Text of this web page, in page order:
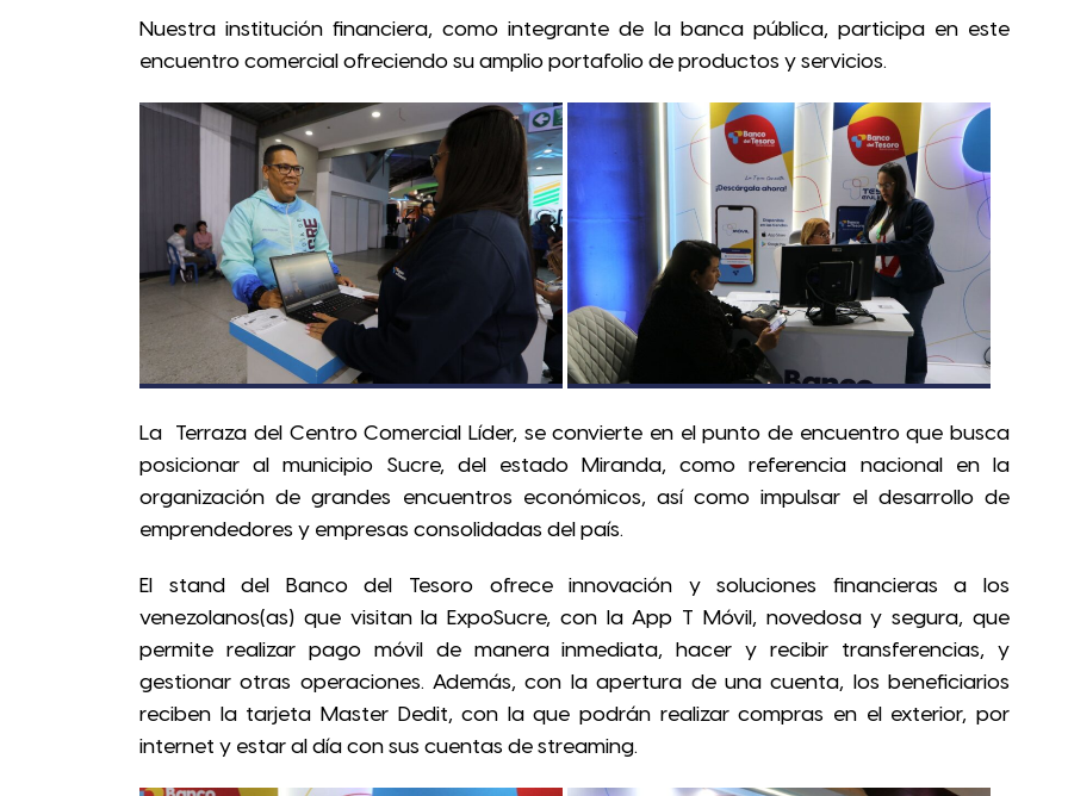
Nuestra institución financiera, como integrante de la banca pública, participa en este
encuentro comercial ofreciendo su amplio portafolio de productos y servicios.
La Terraza del Centro Comercial Líder, se convierte en el punto de encuentro que busca
posicionar al municipio Sucre, del estado Miranda, como referencia nacional en la
organización de grandes encuentros económicos, así como impulsar el desarrollo de
emprendedores y empresas consolidadas del país.
El stand del Banco del Tesoro ofrece innovación y soluciones financieras a los
venezolanos(as) que visitan la ExpoSucre, con la App T Móvil, novedosa y segura, que
permite realizar pago móvil de manera inmediata, hacer y recibir transferencias, y
gestionar otras operaciones. Además, con la apertura de una cuenta, los beneficiarios
reciben la tarjeta Master Dedit, con la que podrán realizar compras en el exterior, por
internet y estar al día con sus cuentas de streaming.